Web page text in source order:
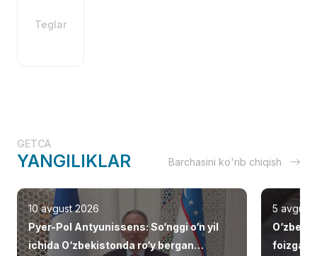
Teglar
GETCA
YANGILIKLAR Barchasini ko'rib chiqish
10 avgust 2026
Pyer-Pol Antyunissens: So‘nggi o‘n yil
ichida O‘zbekistonda ro‘y bergan
5 avgust
foizga